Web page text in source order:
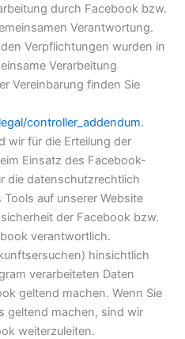
durch Facebook bzw.
Verantwortung.
Verpflichtungen wurden in
Verarbeitung
Vereinbarung finden Sie
controller_addendum.
wir für die Erteilung der
Einsatz des Facebook-
die datenschutzrechtlich
auf unserer Website
der Facebook bzw.
verantwortlich.
hinsichtlich
verarbeiteten Daten
geltend machen. Wenn Sie
geltend machen, sind wir
weiterzuleiten.